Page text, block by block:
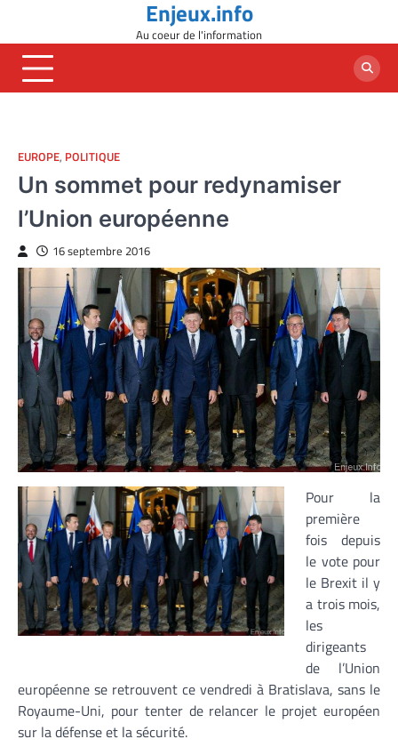
content
Enjeux.info
Au coeur de l'information
EUROPE, POLITIQUE
Un sommet pour redynamiser
l’Union européenne
16 septembre 2016
Pour la
première
fois depuis
le vote pour
le Brexit il y
a trois mois,
les
dirigeants
de l’Union
européenne se retrouvent ce vendredi à Bratislava, sans le
Royaume-Uni, pour tenter de relancer le projet européen
sur la défense et la sécurité.